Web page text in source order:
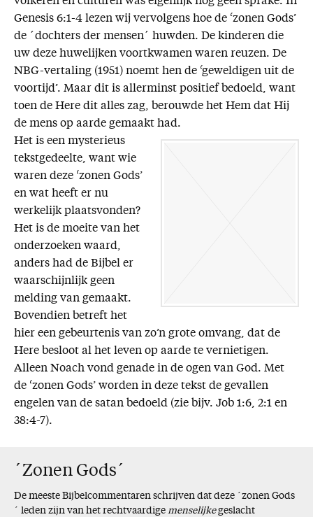
Genesis 6:1-4 lezen wij vervolgens hoe de ‘zonen Gods’
de ´dochters der mensen´ huwden. De kinderen die
uw deze huwelijken voortkwamen waren reuzen. De
NBG-vertaling (1951) noemt hen de ‘geweldigen uit de
voortijd’. Maar dit is allerminst positief bedoeld, want
toen de Here dit alles zag, berouwde het Hem dat Hij
de mens op aarde gemaakt had.
Het is een mysterieus
tekstgedeelte, want wie
waren deze ‘zonen Gods’
en wat heeft er nu
werkelijk plaatsvonden?
Het is de moeite van het
onderzoeken waard,
anders had de Bijbel er
waarschijnlijk geen
melding van gemaakt.
Bovendien betreft het
hier een gebeurtenis van zo’n grote omvang, dat de
Here besloot al het leven op aarde te vernietigen.
Alleen Noach vond genade in de ogen van God. Met
de ‘zonen Gods’ worden in deze tekst de gevallen
engelen van de satan bedoeld (zie bijv. Job 1:6, 2:1 en
38:4-7).
´Zonen Gods´
De meeste Bijbelcommentaren schrijven dat deze ´zonen Gods
´ leden zijn van het rechtvaardige menselijkegeslacht